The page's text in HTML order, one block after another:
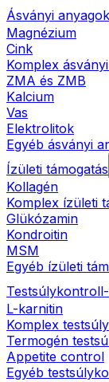
Ásványi anyagok
Magnézium
Cink
Komplex
ZMA és ZMB
Kalcium
Vas
Elektrolitok
Egyéb ásványi
Ízületi támogatás
Kollagén
Komplex ízületi
Glükózamin
Kondroitin
MSM
Egyéb ízületi
L-karnitin
Komplex
Termogén
Appetite control
Egyéb